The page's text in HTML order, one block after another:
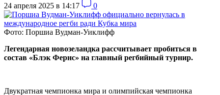
24 апреля 2025 в 14:17 0
Фото: Поршиа Вудман-Уиклифф
Легендарная новозеландка рассчитывает пробиться в
состав «Блэк Фернс» на главный регбийный турнир.
Двукратная чемпионка мира и олимпийская чемпионка